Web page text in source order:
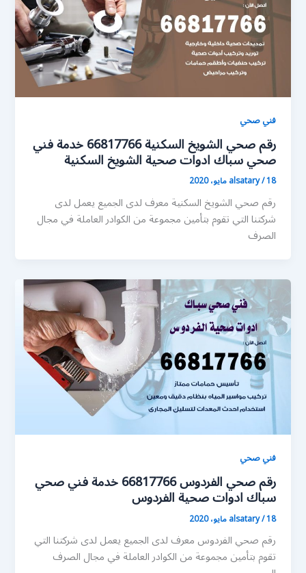
فني صحي
رقم صحي الشويخ السكنية 66817766 خدمة فني
صحي سباك ادوات صحية الشويخ السكنية
alsatary/18 مايو، 2020
رقم صحي الشويخ السكنية معرف لدى الجميع يعمل لدى
شركتنا التي تقوم بتأمين مجموعة من الكوادر العاملة في مجال
الصرف
فني صحي
رقم صحي الفردوس 66817766 خدمة فني صحي
سباك ادوات صحية الفردوس
alsatary/18 مايو، 2020
رقم صحي الفردوس معرف لدى الجميع يعمل لدى شركتنا التي
تقوم بتأمين مجموعة من الكوادر العاملة في مجال الصرف